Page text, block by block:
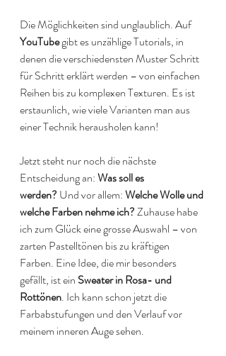
Die Möglichkeiten sind unglaublich. Auf
YouTube gibt es unzählige Tutorials, in
denen die verschiedensten Muster Schritt
für Schritt erklärt werden – von einfachen
Reihen bis zu komplexen Texturen. Es ist
erstaunlich, wie viele Varianten man aus
einer Technik herausholen kann!
Jetzt steht nur noch die nächste
Entscheidung an: Was soll es
werden? Und vor allem: Welche Wolle und
welche Farben nehme ich? Zuhause habe
ich zum Glück eine grosse Auswahl – von
zarten Pastelltönen bis zu kräftigen
Farben. Eine Idee, die mir besonders
gefällt, ist ein Sweater in Rosa- und
Rottönen. Ich kann schon jetzt die
Farbabstufungen und den Verlauf vor
meinem inneren Auge sehen.